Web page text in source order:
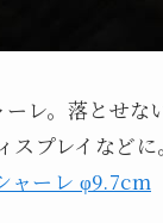
レ。落とせ
プレイなどに。
ャーレ φ9.7cm